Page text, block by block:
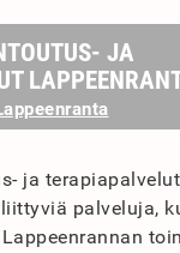
JA
ja
palveluja,